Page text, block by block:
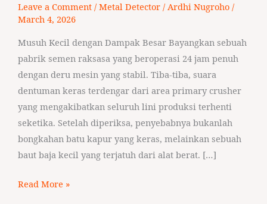
Leave a Comment / Metal Detector/ Ardhi Nugroho /
March 4, 2026
Musuh Kecil dengan Dampak Besar Bayangkan sebuah
pabrik semen raksasa yang beroperasi 24 jam penuh
dengan deru mesin yang stabil. Tiba-tiba, suara
dentuman keras terdengar dari area primary crusher
yang mengakibatkan seluruh lini produksi terhenti
seketika. Setelah diperiksa, penyebabnya bukanlah
bongkahan batu kapur yang keras, melainkan sebuah
baut baja kecil yang terjatuh dari alat berat. […]
Read More »